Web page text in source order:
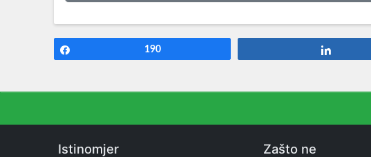
190
Istinomjer Zašto ne